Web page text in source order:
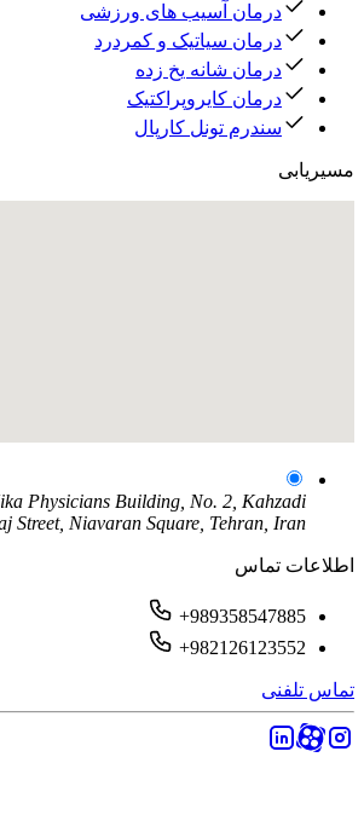
درمان آسیب های ورزشی
درمان سیاتیک و کمردرد
درمان شانه یخ زده
درمان کایروپراکتیک
سندرم تونل کارپال
مسیریابی
Physicians Building, No. 2, Kahzadi
Street, Niavaran Square, Tehran, Iran
اطلاعات تماس
+989358547885
+982126123552
تماس تلفنی